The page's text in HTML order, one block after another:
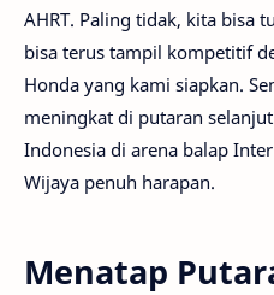
AHRT. Paling tidak, kita bisa
bisa terus tampil kompetitif
Honda yang kami siapkan.
meningkat di putaran
Indonesia di arena balap
Wijaya penuh harapan.
Menatap